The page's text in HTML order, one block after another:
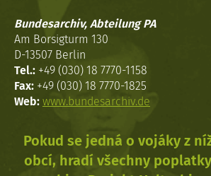
Bundesarchiv, Abteilung PA
Am Borsigturm 130
D-13507 Berlin
Tel.: +49 (030) 18 7770-1158
Fax: +49 (030) 18 7770-1825
Web: www.bundesarchiv.de
Pokud se jedná o vojáky z
obcí, hradí všechny